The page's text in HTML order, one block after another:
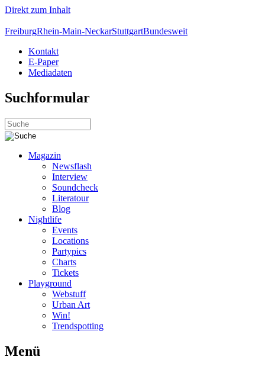
Direkt zum Inhalt
FreiburgRhein-Main-NeckarStuttgartBundesweit
Kontakt
E-Paper
Mediadaten
Suchformular
Magazin
Newsflash
Interview
Soundcheck
Literatour
Blog
Nightlife
Events
Locations
Partypics
Charts
Tickets
Playground
Webstuff
Urban Art
Win!
Trendspotting
Menü